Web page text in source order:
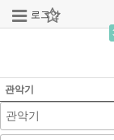
로그인
관악기